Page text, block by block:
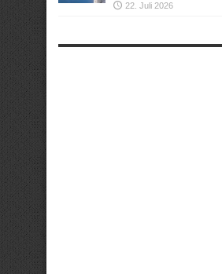
22. Juli 2026